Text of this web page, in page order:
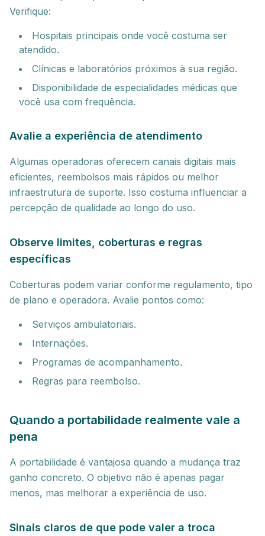
Verifique:
Hospitais principais onde você costuma ser
atendido.
Clínicas e laboratórios próximos à sua região.
Disponibilidade de especialidades médicas que
você usa com frequência.
Avalie a experiência de atendimento
Algumas operadoras oferecem canais digitais mais
eficientes, reembolsos mais rápidos ou melhor
infraestrutura de suporte. Isso costuma influenciar a
percepção de qualidade ao longo do uso.
Observe limites, coberturas e regras
específicas
Coberturas podem variar conforme regulamento, tipo
de plano e operadora. Avalie pontos como:
Serviços ambulatoriais.
Internações.
Programas de acompanhamento.
Regras para reembolso.
Quando a portabilidade realmente vale a
pena
A portabilidade é vantajosa quando a mudança traz
ganho concreto. O objetivo não é apenas pagar
menos, mas melhorar a experiência de uso.
Sinais claros de que pode valer a troca